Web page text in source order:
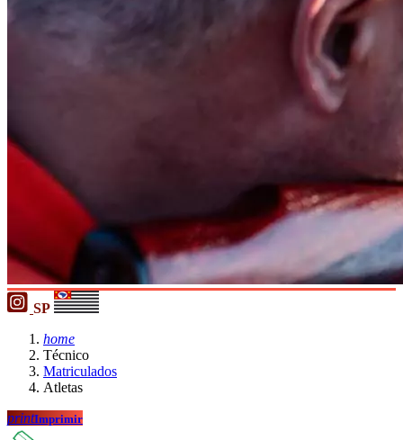
SP
home
Técnico
Matriculados
Atletas
printImprimir